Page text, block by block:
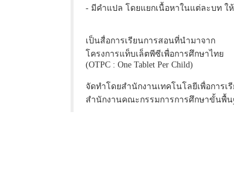
- มีคำแปล โดยแยกเนื้อหาในแต่ละบท ใ
เป็นสื่อการเรียนการสอนที่นำมาจาก
โครงการแท็บเล็ตพีซีเพื่อการศึกษาไทย
(OTPC : One Tablet Per Child)
จัดทำโดยสำนักงานเทคโนโลยีเพื่อการเ
สำนักงานคณะกรรมการการศึกษาขั้นพื้